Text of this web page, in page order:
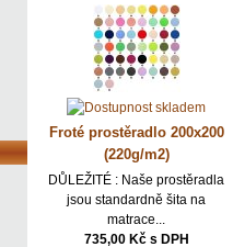
Froté prostěradlo 200x200
(220g/m2)
DŮLEŽITÉ : Naše prostěradla
jsou standardně šita na
matrace...
735,00 Kč s DPH